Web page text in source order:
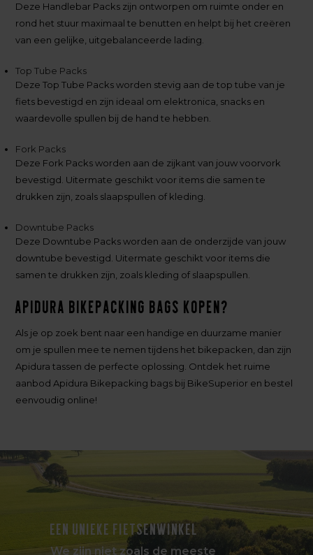
Deze Handlebar Packs zijn ontworpen om ruimte onder en
rond het stuur maximaal te benutten en helpt bij het creëren
van een gelijke, uitgebalanceerde lading.
Top Tube Packs
Deze Top Tube Packs worden stevig aan de top tube van je
fiets bevestigd en zijn ideaal om elektronica, snacks en
waardevolle spullen bij de hand te hebben.
Fork Packs
Deze Fork Packs worden aan de zijkant van jouw voorvork
bevestigd. Uitermate geschikt voor items die samen te
drukken zijn, zoals slaapspullen of kleding.
Downtube Packs
Deze Downtube Packs worden aan de onderzijde van jouw
downtube bevestigd. Uitermate geschikt voor items die
samen te drukken zijn, zoals kleding of slaapspullen.
Apidura Bikepacking Bags kopen?
Als je op zoek bent naar een handige en duurzame manier
om je spullen mee te nemen tijdens het bikepacken, dan zijn
Apidura tassen de perfecte oplossing. Ontdek het ruime
aanbod Apidura Bikepacking bags bij BikeSuperior en bestel
eenvoudig online!
EEN UNIEKE FIETSENWINKEL
We zijn niet zoals de meeste